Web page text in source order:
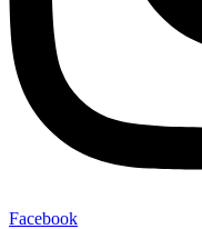
Facebook